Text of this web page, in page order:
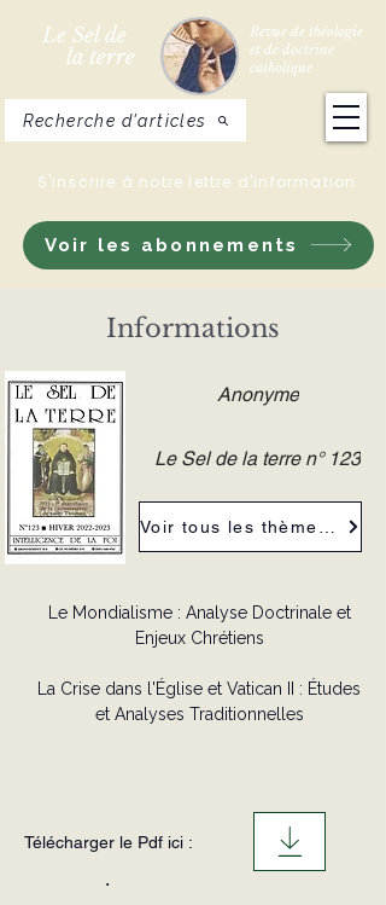
Le Sel de
la terre
Revue de théologie
et de doctrine
catholique
Voir les abonnements
S'inscrire à notre lettre d'information
Recherche d'articles
Informations
Anonyme
Le Sel de la terre n° 123
Le Mondialisme : Analyse Doctrinale et
Enjeux Chrétiens
La Crise dans l'Église et Vatican II : Études
et Analyses Traditionnelles
Télécharger le Pdf ici :
.